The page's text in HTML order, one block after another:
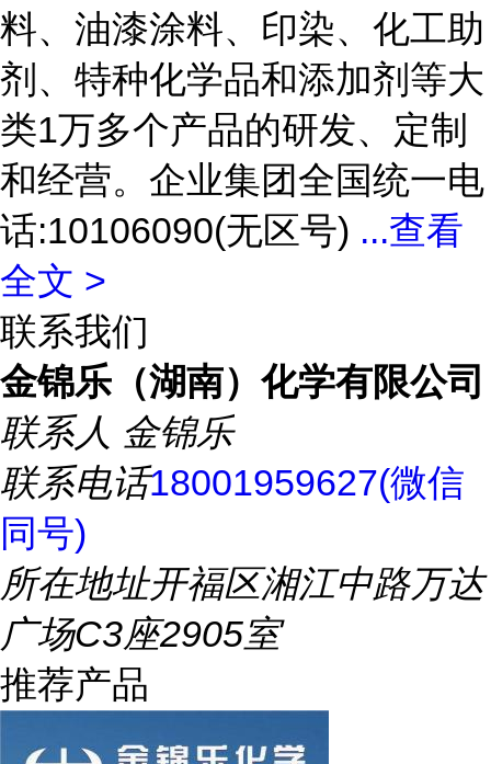
料、油漆涂料、印染、化工助
剂、特种化学品和添加剂等大
类1万多个产品的研发、定制
和经营。企业集团全国统一电
话:10106090(无区号) ...查看
全文 >
联系我们
金锦乐（湖南）化学有限公司
联系人 金锦乐
联系电话18001959627(微信
同号)
所在地址开福区湘江中路万达
广场C3座2905室
推荐产品